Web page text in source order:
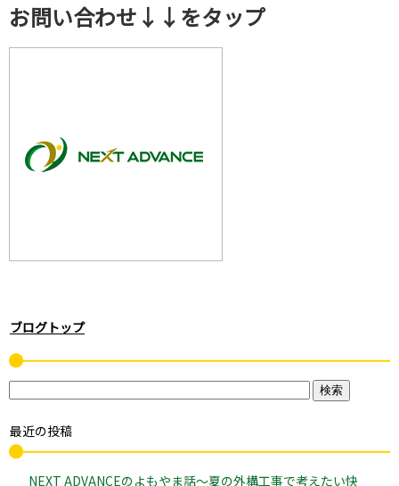
お問い合わせ↓↓をタップ
ブログトップ
最近の投稿
NEXT ADVANCEのよもやま話～夏の外構工事で考えたい快